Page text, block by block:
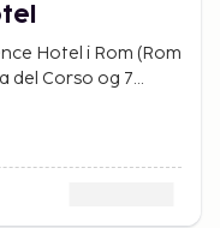
Hotel i Rom (Rom
del Corso og 7